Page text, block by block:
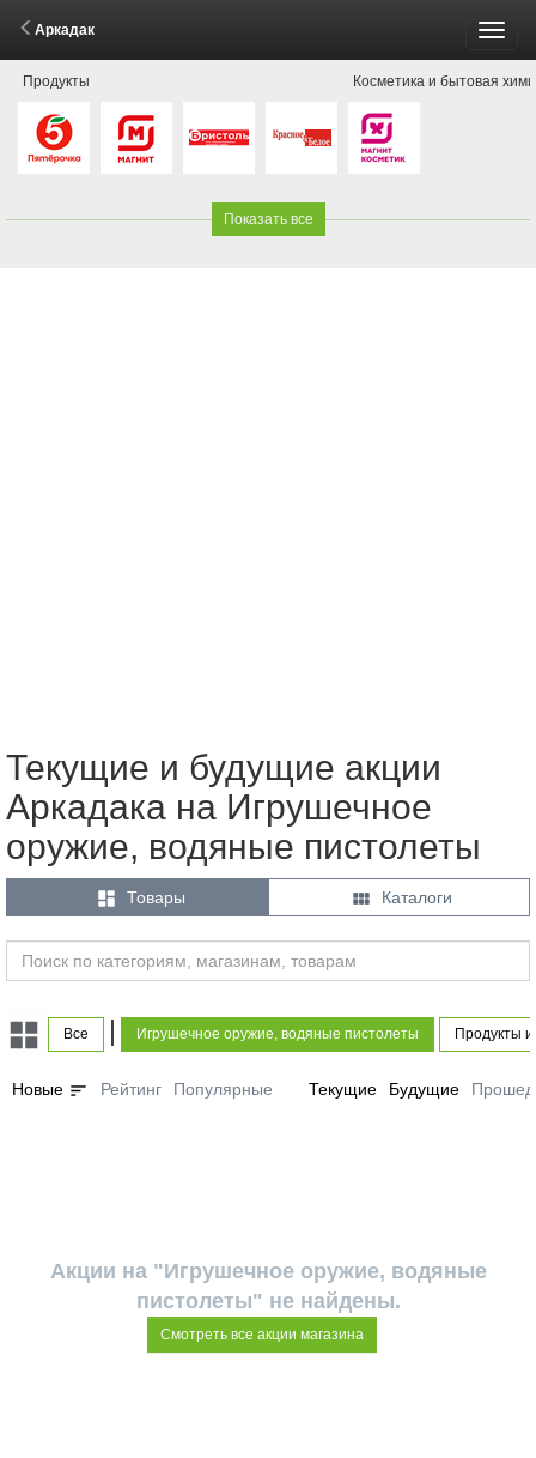
Аркадак
Продукты Косметика и бытовая
Показать все
Текущие и будущие акции
Аркадака на Игрушечное
оружие, водяные пистолеты
 Товары  Каталоги
Все Игрушечное оружие, водяные пистолеты Продукты
Новые sort Рейтинг Популярные Текущие Будущие
Акции на "Игрушечное оружие, водяные
пистолеты" не найдены.
Смотреть все акции магазина